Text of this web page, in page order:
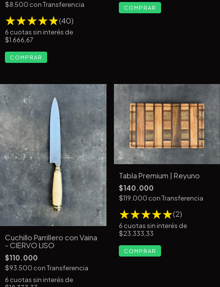
$8.500 conTransferencia
(40)
6 cuotas sin interés de
$1.666,67
Cuchillo Parrillero con Vaina
- CIERVO LISO
$110.000
$93.500 conTransferencia
6 cuotas sin interés de
Tabla Premium | Reyuno
$140.000
$119.000 conTransferencia
(2)
6 cuotas sin interés de
$23.333,33